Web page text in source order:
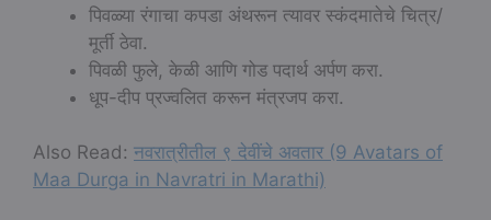
पिवळ्या रंगाचा कपडा अंथरून त्यावर स्कंदमातेचे चित्र/
मूर्ती ठेवा.
पिवळी फुले, केळी आणि गोड पदार्थ अर्पण करा.
धूप-दीप प्रज्वलित करून मंत्रजप करा.
Also Read: नवरात्रीतील ९ देवींचे अवतार (9 Avatars of
Maa Durga in Navratri in Marathi)